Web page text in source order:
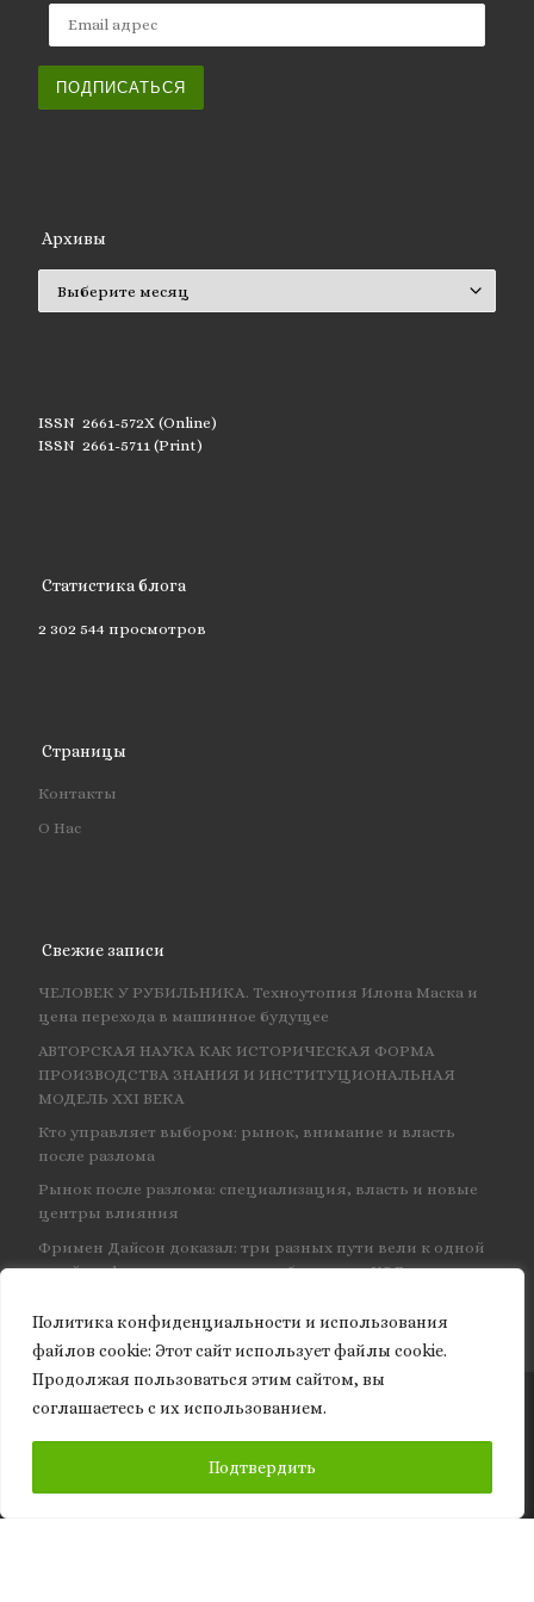
Политика конфиденциальности и использования
файлов сookie: Этот сайт использует файлы cookie.
Продолжая пользоваться этим сайтом, вы
соглашаетесь с их использованием.
Подтвердить
ПОДПИСАТЬСЯ
Архивы
ISSN 2661-572X (Online)
ISSN 2661-5711 (Print)
Статистика блога
2 302 544 просмотров
Страницы
Контакты
О Нас
Свежие записи
ЧЕЛОВЕК У РУБИЛЬНИКА. Техноутопия Илона Маска и
цена перехода в машинное будущее
АВТОРСКАЯ НАУКА КАК ИСТОРИЧЕСКАЯ ФОРМА
ПРОИЗВОДСТВА ЗНАНИЯ И ИНСТИТУЦИОНАЛЬНАЯ
МОДЕЛЬ XXI ВЕКА
Кто управляет выбором: рынок, внимание и власть
после разлома
Рынок после разлома: специализация, власть и новые
центры влияния
Фримен Дайсон доказал: три разных пути вели к одной
и той же физике — и навсегда объединил КЭД
© 2026Granite of science– Все права защищены